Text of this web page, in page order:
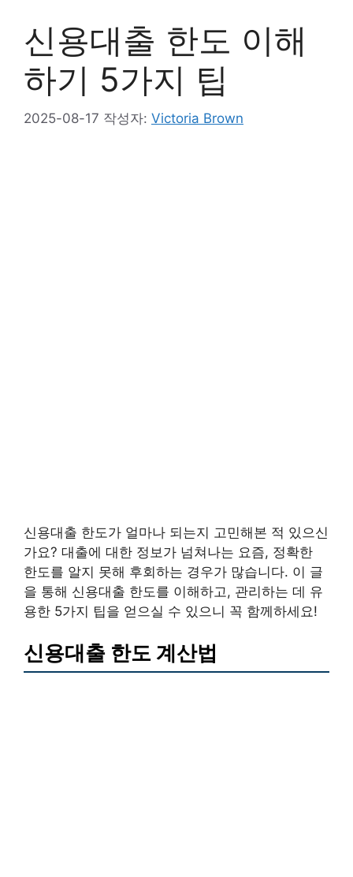
신용대출 한도 이해
하기 5가지 팁
2025-08-17 작성자: Victoria Brown
신용대출 한도가 얼마나 되는지 고민해본 적 있으신
가요? 대출에 대한 정보가 넘쳐나는 요즘, 정확한
한도를 알지 못해 후회하는 경우가 많습니다. 이 글
을 통해 신용대출 한도를 이해하고, 관리하는 데 유
용한 5가지 팁을 얻으실 수 있으니 꼭 함께하세요!
신용대출 한도 계산법